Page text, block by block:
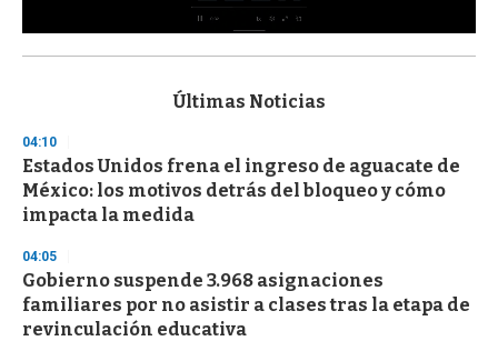
s
d
s
o
f
3
s
e
c
o
n
Últimas Noticias
04:10
Estados Unidos frena el ingreso de aguacate de
México: los motivos detrás del bloqueo y cómo
impacta la medida
04:05
Gobierno suspende 3.968 asignaciones
familiares por no asistir a clases tras la etapa de
revinculación educativa